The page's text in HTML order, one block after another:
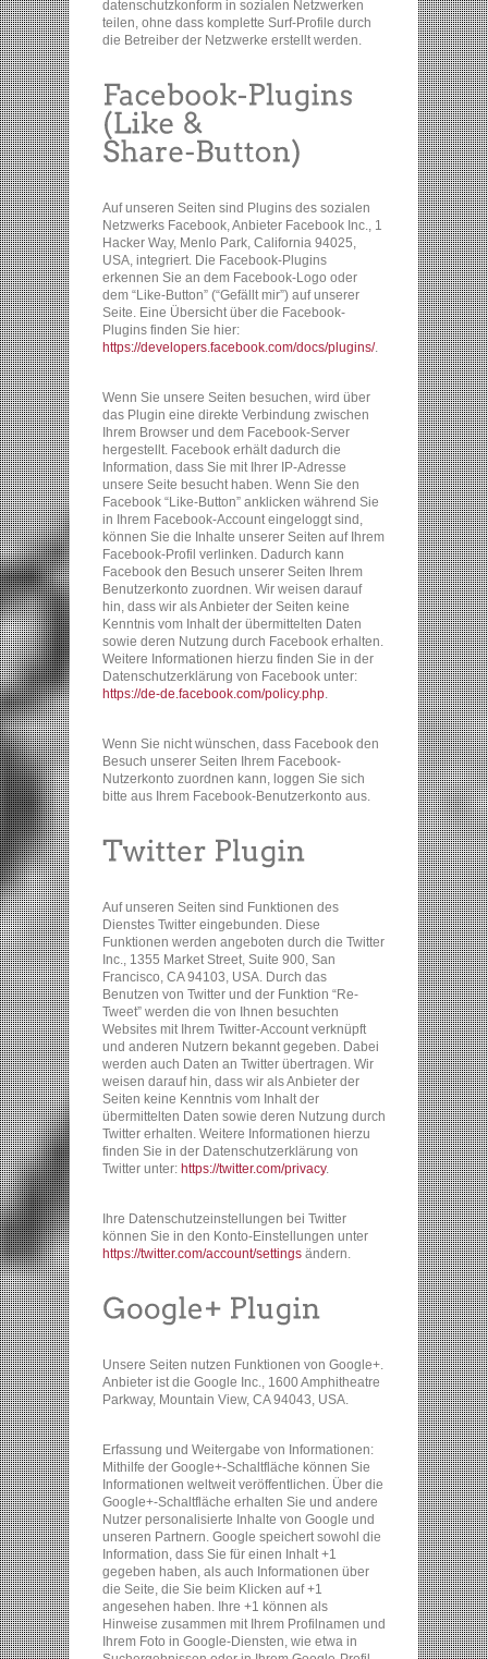
datenschutzkonform in sozialen Netzwerken
teilen, ohne dass komplette Surf-Profile durch
die Betreiber der Netzwerke erstellt werden.
Auf unseren Seiten sind Plugins des sozialen
Netzwerks Facebook, Anbieter Facebook Inc., 1
Hacker Way, Menlo Park, California 94025,
USA, integriert. Die Facebook-Plugins
erkennen Sie an dem Facebook-Logo oder
dem “Like-Button” (“Gefällt mir”) auf unserer
Seite. Eine Übersicht über die Facebook-
Plugins finden Sie hier:
https://developers.facebook.com/docs/plugins/.
Wenn Sie unsere Seiten besuchen, wird über
das Plugin eine direkte Verbindung zwischen
Ihrem Browser und dem Facebook-Server
hergestellt. Facebook erhält dadurch die
Information, dass Sie mit Ihrer IP-Adresse
unsere Seite besucht haben. Wenn Sie den
Facebook “Like-Button” anklicken während Sie
in Ihrem Facebook-Account eingeloggt sind,
können Sie die Inhalte unserer Seiten auf Ihrem
Facebook-Profil verlinken. Dadurch kann
Facebook den Besuch unserer Seiten Ihrem
Benutzerkonto zuordnen. Wir weisen darauf
hin, dass wir als Anbieter der Seiten keine
Kenntnis vom Inhalt der übermittelten Daten
sowie deren Nutzung durch Facebook erhalten.
Weitere Informationen hierzu finden Sie in der
Datenschutzerklärung von Facebook unter:
https://de-de.facebook.com/policy.php.
Wenn Sie nicht wünschen, dass Facebook den
Besuch unserer Seiten Ihrem Facebook-
Nutzerkonto zuordnen kann, loggen Sie sich
bitte aus Ihrem Facebook-Benutzerkonto aus.
Auf unseren Seiten sind Funktionen des
Dienstes Twitter eingebunden. Diese
Funktionen werden angeboten durch die Twitter
Inc., 1355 Market Street, Suite 900, San
Francisco, CA 94103, USA. Durch das
Benutzen von Twitter und der Funktion “Re-
Tweet” werden die von Ihnen besuchten
Websites mit Ihrem Twitter-Account verknüpft
und anderen Nutzern bekannt gegeben. Dabei
werden auch Daten an Twitter übertragen. Wir
weisen darauf hin, dass wir als Anbieter der
Seiten keine Kenntnis vom Inhalt der
übermittelten Daten sowie deren Nutzung durch
Twitter erhalten. Weitere Informationen hierzu
finden Sie in der Datenschutzerklärung von
Twitter unter: https://twitter.com/privacy.
Ihre Datenschutzeinstellungen bei Twitter
können Sie in den Konto-Einstellungen unter
https://twitter.com/account/settings ändern.
Unsere Seiten nutzen Funktionen von Google+.
Anbieter ist die Google Inc., 1600 Amphitheatre
Parkway, Mountain View, CA 94043, USA.
Erfassung und Weitergabe von Informationen:
Mithilfe der Google+-Schaltfläche können Sie
Informationen weltweit veröffentlichen. Über die
Google+-Schaltfläche erhalten Sie und andere
Nutzer personalisierte Inhalte von Google und
unseren Partnern. Google speichert sowohl die
Information, dass Sie für einen Inhalt +1
gegeben haben, als auch Informationen über
die Seite, die Sie beim Klicken auf +1
angesehen haben. Ihre +1 können als
Hinweise zusammen mit Ihrem Profilnamen und
Ihrem Foto in Google-Diensten, wie etwa in